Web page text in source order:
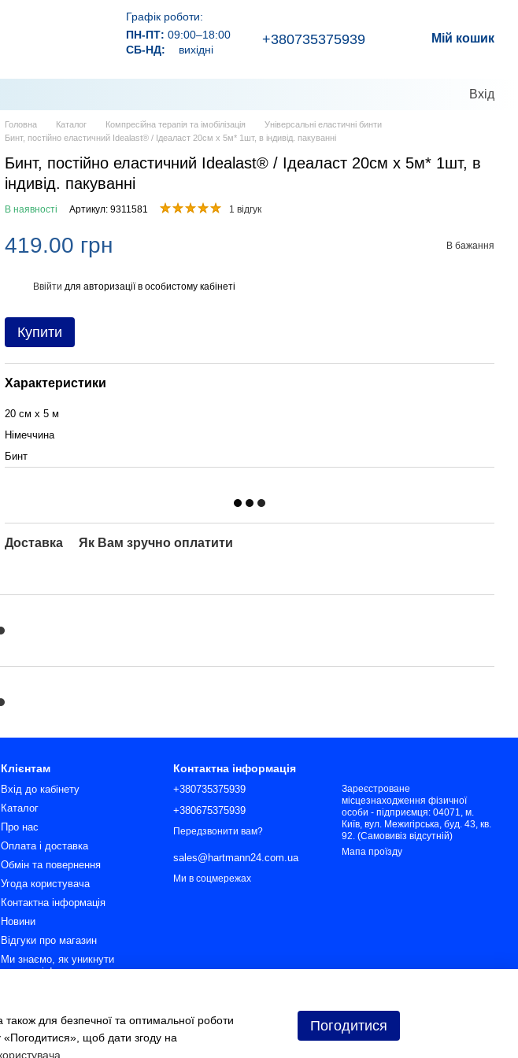
Графік роботи:
ПН-ПТ: 09:00–18:00
СБ-НД:
вихідні
+380735375939 Мій кошик
Вхід
Головна Каталог Компресійна терапія та імобілізація
Універсальні еластичні бинти
Бинт, постійно еластичний Idealast® / Ідеаласт 20см х 5м* 1шт, в індивід. пакуванні
Бинт, постійно еластичний Idealast® / Ідеаласт 20см х 5м* 1шт, в
індивід. пакуванні
В наявності Артикул: 9311581 1 відгук
419.00 грн В бажання
Ввійти для авторизації в особистому кабінеті
Купити
Характеристики
20 см х 5 м
Німеччина
Бинт
Доставка Як Вам зручно оплатити
Клієнтам
Вхід до кабінету
Каталог
Про нас
Оплата і доставка
Обмін та повернення
Угода користувача
Контактна інформація
Новини
Відгуки про магазин
Ми знаємо, як уникнути
пролежнів!
Всі категорії товарів
Контактна інформація
+380735375939
+380675375939
Передзвонити вам?
sales@hartmann24.com.ua
Зареєстроване
місцезнаходження фізичної
особи - підприємця: 04071, м.
Київ, вул. Межигірська, буд. 43, кв.
92. (Самовивіз відсутній)
Мапа проїзду
Ми в соцмережах
для безпечної та оптимальної роботи
щоб дати згоду на
Погодитися